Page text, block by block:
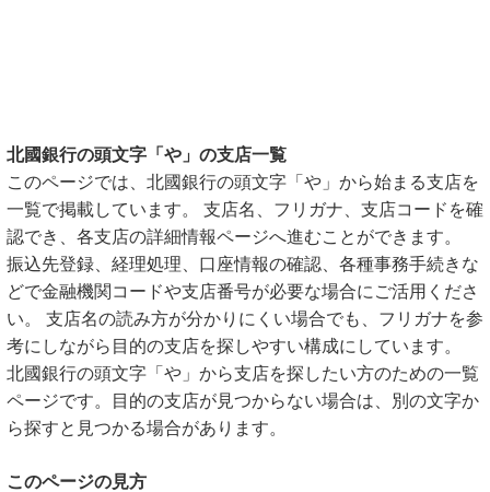
北國銀行の頭文字「や」の支店一覧
このページでは、北國銀行の頭文字「や」から始まる支店を
一覧で掲載しています。 支店名、フリガナ、支店コードを確
認でき、各支店の詳細情報ページへ進むことができます。
振込先登録、経理処理、口座情報の確認、各種事務手続きな
どで金融機関コードや支店番号が必要な場合にご活用くださ
い。 支店名の読み方が分かりにくい場合でも、フリガナを参
考にしながら目的の支店を探しやすい構成にしています。
北國銀行の頭文字「や」から支店を探したい方のための一覧
ページです。目的の支店が見つからない場合は、別の文字か
ら探すと見つかる場合があります。
このページの見方